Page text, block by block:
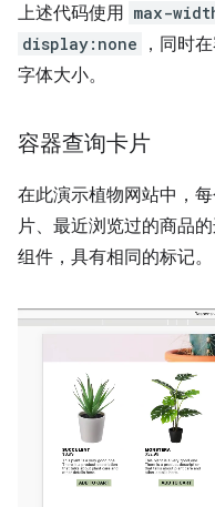
上述代码使用 max-
display:none ，同时
字体大小。
容器查询卡片
在此演示植物网站中，
片、最近浏览过的商品
组件，具有相同的标记。